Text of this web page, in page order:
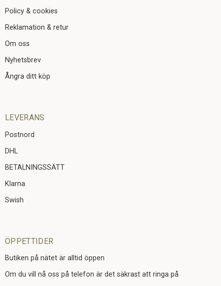
Policy & cookies
Reklamation & retur
Om oss
Nyhetsbrev
Ångra ditt köp
LEVERANS
Postnord
DHL
BETALNINGSSÄTT
Klarna
Swish
ÖPPETTIDER
Butiken på nätet är alltid öppen
Om du vill nå oss på telefon är det säkrast att ringa på